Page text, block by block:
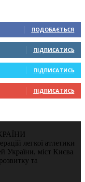
ПОДОБАЄТЬСЯ
ПІДПИСАТИСЬ
ПІДПИСАТИСЬ
ПІДПИСАТИСЬ
легкої атлетики
України, міст Києва
та